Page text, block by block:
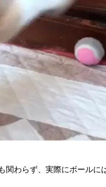
関わらず、実際にボールに